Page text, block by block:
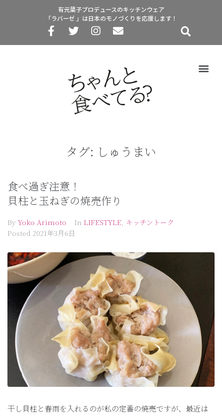
有元葉子プロデュースのキッチンウェア
「ラバーゼ 」は日本のモノづくりを応援します！
タグ: しゅうまい
食べ過ぎ注意！
貝柱と玉ねぎの焼売作り
By Yoko Arimoto In LIFESTYLE, キッチントーク
Posted 2021年3月6日
干し貝柱と春雨を入れるのが私の定番の焼売ですが、最近は